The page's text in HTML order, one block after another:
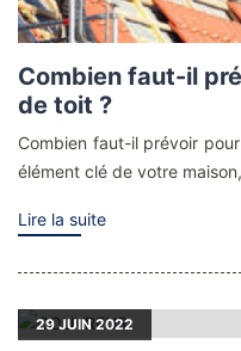
Combien faut-il
de toit ?
Combien faut-il prévoir
élément clé de votre
Lire la suite
29JUIN 2022